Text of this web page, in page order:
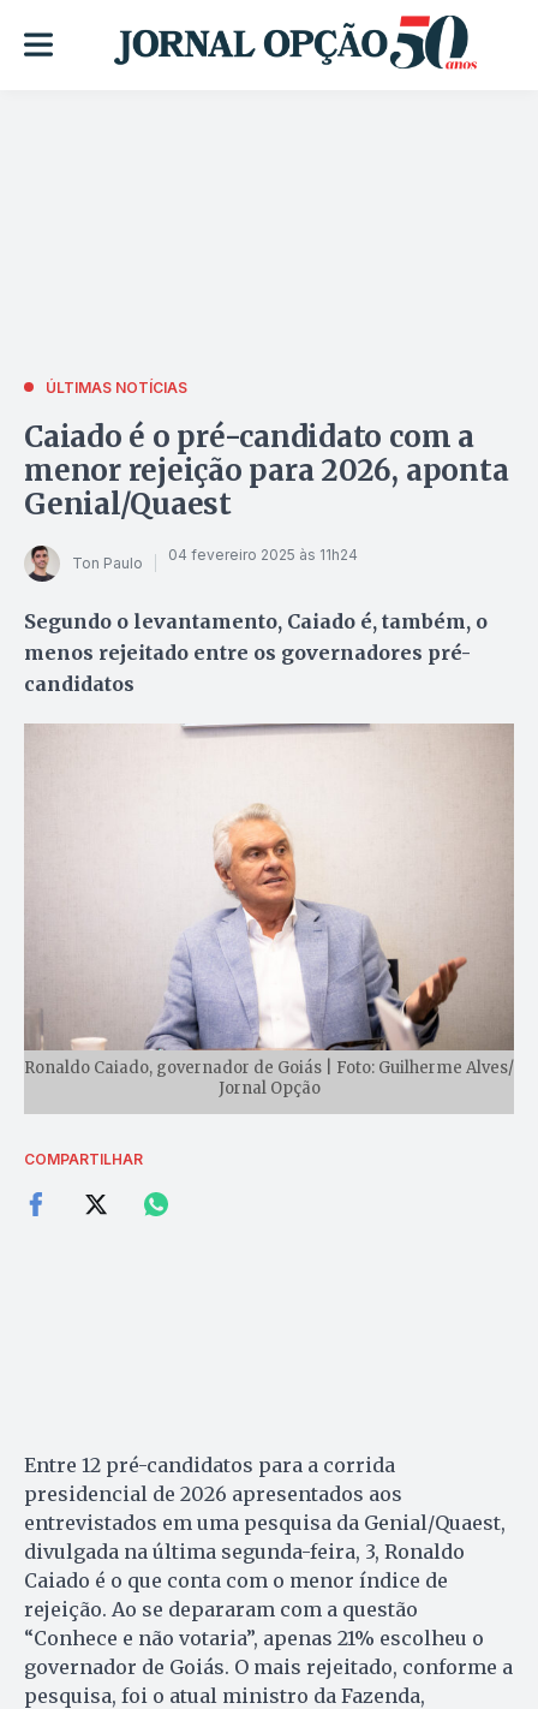
ÚLTIMAS NOTÍCIAS
Caiado é o pré-candidato com a
menor rejeição para 2026, aponta
Genial/Quaest
Ton Paulo 04 fevereiro 2025 às 11h24
Segundo o levantamento, Caiado é, também, o
menos rejeitado entre os governadores pré-
candidatos
Ronaldo Caiado, governador de Goiás | Foto: Guilherme Alves/
Jornal Opção
COMPARTILHAR
Entre 12 pré-candidatos para a corrida
presidencial de 2026 apresentados aos
entrevistados em uma pesquisa da Genial/Quaest,
divulgada na última segunda-feira, 3, Ronaldo
Caiado é o que conta com o menor índice de
rejeição. Ao se depararam com a questão
“Conhece e não votaria”, apenas 21% escolheu o
governador de Goiás. O mais rejeitado, conforme a
pesquisa, foi o atual ministro da Fazenda,